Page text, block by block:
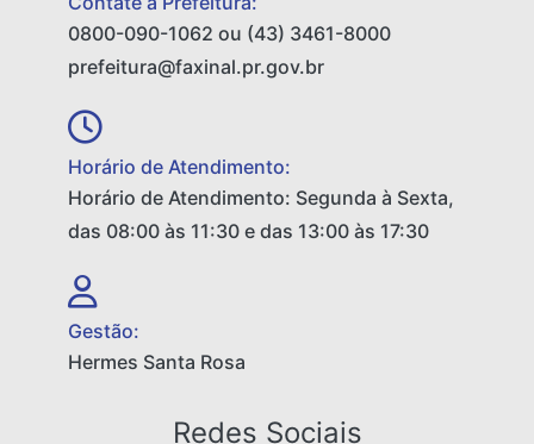
0800-090-1062 ou (43) 3461-8000
prefeitura@faxinal.pr.gov.br
Horário de Atendimento:
Horário de Atendimento: Segunda à Sexta,
das 08:00 às 11:30 e das 13:00 às 17:30
Gestão:
Hermes Santa Rosa
Redes Sociais